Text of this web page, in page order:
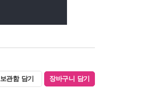
보관함 담기 장바구니 담기